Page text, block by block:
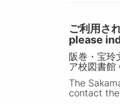
ご利用さ
please
阪巻・宝玲
ア校図書館
The
contact